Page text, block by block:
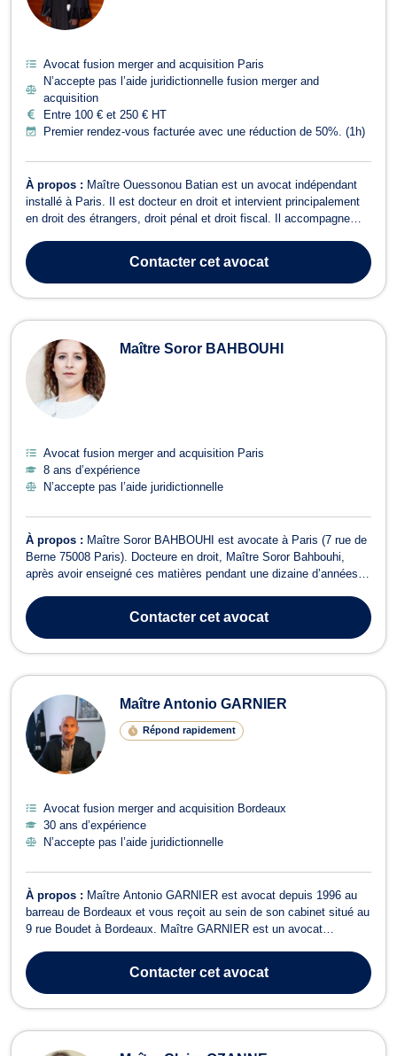
Avocat fusion merger and acquisition Paris
N’accepte pas l’aide juridictionnelle fusion merger and
acquisition
Entre 100 € et 250 € HT
Premier rendez-vous facturée avec une réduction de 50%. (1h)
À propos : Maître Ouessonou Batian est un avocat indépendant
installé à Paris. Il est docteur en droit et intervient principalement
en droit des étrangers, droit pénal et droit fiscal. Il accompagne
mêlent protection des personnes, défense pénale et enjeux fiscaux
ou pat...
Contactercet avocat
Maître Soror BAHBOUHI
Avocat fusion merger and acquisition Paris
8 ans d’expérience
N’accepte pas l’aide juridictionnelle
À propos : Maître Soror BAHBOUHI est avocate à Paris (7 rue de
Berne 75008 Paris). Docteure en droit, Maître Soror Bahbouhi,
après avoir enseigné ces matières pendant une dizaine d’années,
anime aujourd’hui des formations professionnelles pour ses
confrères. Cette part de s...
Contactercet avocat
Maître Antonio GARNIER
Répond rapidement
Avocat fusion merger and acquisition Bordeaux
30 ans d’expérience
N’accepte pas l’aide juridictionnelle
À propos : Maître Antonio GARNIER est avocat depuis 1996 au
barreau de Bordeaux et vous reçoit au sein de son cabinet situé au
9 rue Boudet à Bordeaux. Maître GARNIER est un avocat
représente dans toutes sortes de contentieux (contentieux civils &
commerciaux, contentieux ...
Contactercet avocat